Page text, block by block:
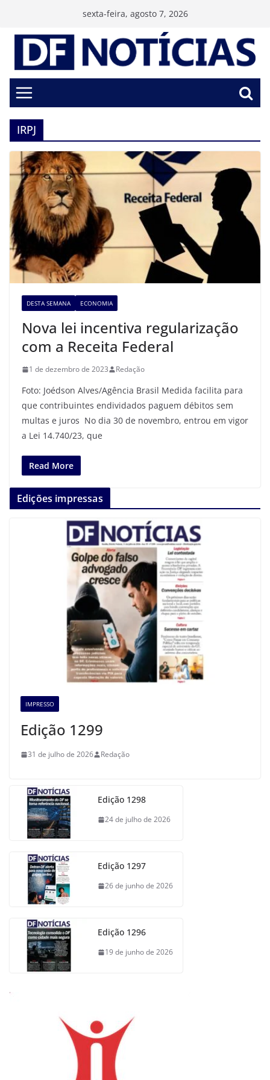
conteúdo
sexta-feira, agosto 7, 2026
IRPJ
DESTA SEMANA ECONOMIA
Nova lei incentiva regularização
com a Receita Federal
1 de dezembro de 2023 Redação
Foto: Joédson Alves/Agência Brasil Medida facilita para
que contribuintes endividados paguem débitos sem
multas e juros No dia 30 de novembro, entrou em vigor
a Lei 14.740/23, que
Read More
Edições impressas
IMPRESSO
Edição 1299
31 de julho de 2026 Redação
Edição 1298
24 de julho de 2026
Edição 1297
26 de junho de 2026
Edição 1296
19 de junho de 2026